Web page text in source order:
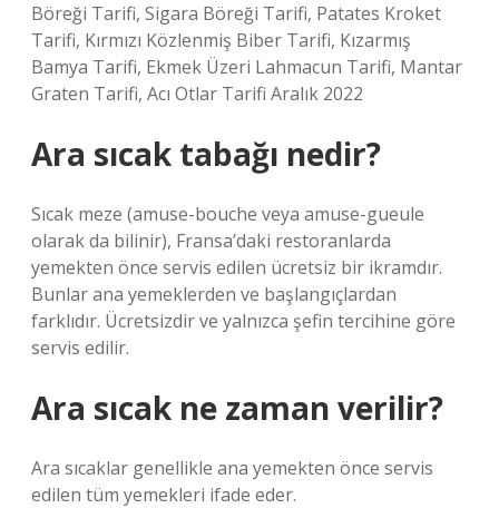
Böreği Tarifi, Sigara Böreği Tarifi, Patates Kroket
Tarifi, Kırmızı Közlenmiş Biber Tarifi, Kızarmış
Bamya Tarifi, Ekmek Üzeri Lahmacun Tarifi, Mantar
Graten Tarifi, Acı Otlar Tarifi Aralık 2022
Ara sıcak tabağı nedir?
Sıcak meze (amuse-bouche veya amuse-gueule
olarak da bilinir), Fransa’daki restoranlarda
yemekten önce servis edilen ücretsiz bir ikramdır.
Bunlar ana yemeklerden ve başlangıçlardan
farklıdır. Ücretsizdir ve yalnızca şefin tercihine göre
servis edilir.
Ara sıcak ne zaman verilir?
Ara sıcaklar genellikle ana yemekten önce servis
edilen tüm yemekleri ifade eder.